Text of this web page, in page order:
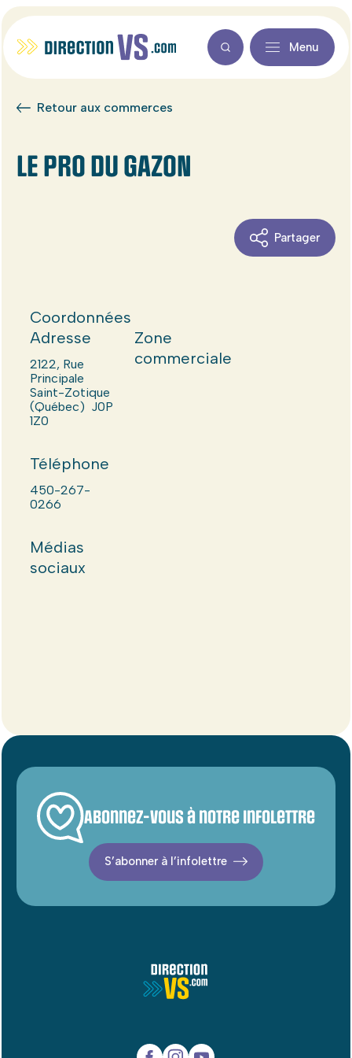
Menu
Retour aux commerces
LE PRO DU GAZON
Partager
Coordonnées
Adresse
2122, Rue
Principale
Saint-Zotique
(Québec) J0P
1Z0
Téléphone
450-267-
0266
Médias
sociaux
Zone
commerciale
Abonnez-vous à notre infolettre
S’abonner à l’infolettre